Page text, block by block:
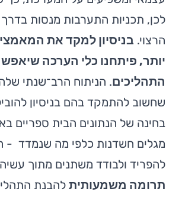
לכן, תכניות התערבות מנסות בדרך
הרצוי. בניסיון למקד את
יותר, פיתחנו כלי הערכה
התהליכים. הניתוח הרב־שנתי
שחשוב להתמקד בהם בניסיון
בחינה של הנתונים הבית ספריים
מגלים חשדנות כלפי מה שנמדד -
להפריד ולבודד משתנים מתוך
תרומה משמעותית להבנת